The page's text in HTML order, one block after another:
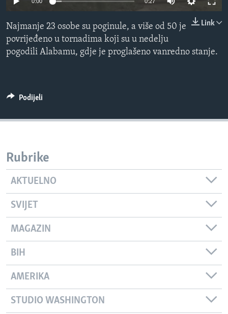
O GLASU AMERIKE
Learning English
Link
Najmanje 23 osobe su poginule, a više od 50 je
povrijeđeno u tornadima koji su u nedelju
pogodili Alabamu, gdje je proglašeno vanredno stanje.
Podijeli
Rubrike
AKTUELNO
SVIJET
MAGAZIN
BIH
AMERIKA
STUDIO WASHINGTON